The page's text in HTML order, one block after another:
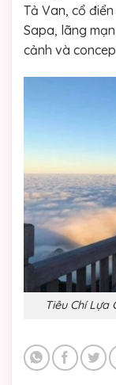
Tả Van, cổ điển
Sapa, lãng
cảnh và
Tiêu Chí